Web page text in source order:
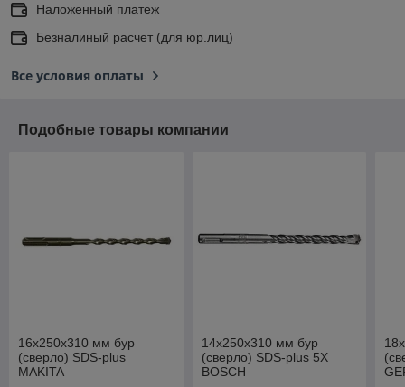
Наложенный платеж
Безналиный расчет (для юр.лиц)
Все условия оплаты
Подобные товары компании
16х250х310 мм бур
(сверло) SDS-plus
MAKITA
14х250х310 мм бур
(сверло) SDS-plus 5X
BOSCH